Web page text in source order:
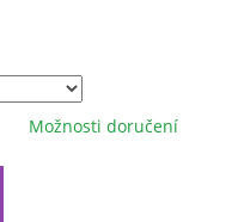
Možnosti doručení